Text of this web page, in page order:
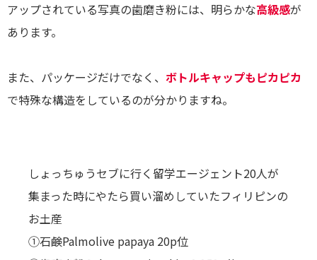
アップされている写真の歯磨き粉には、明らかな高級感が
あります。
また、パッケージだけでなく、 ボトルキャップもピカピカ
で特殊な構造をしているのが分かりますね。
しょっちゅうセブに行く留学エージェント20人が
集まった時にやたら買い溜めしていたフィリピンの
お土産
①石鹸Palmolive papaya 20p位